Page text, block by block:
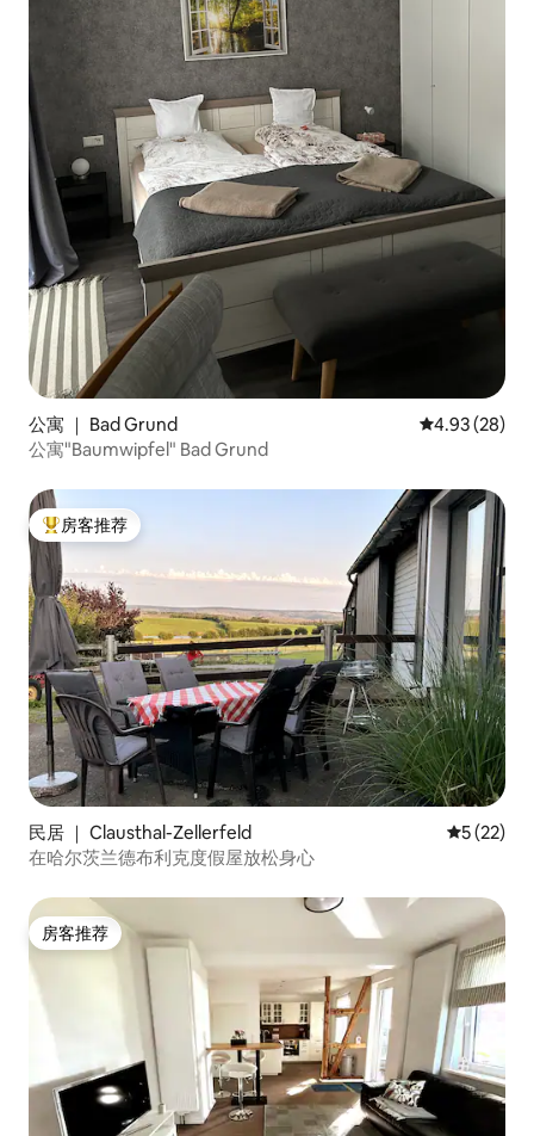
公寓 ｜ Bad Grund 平均评分
4.93 (28)
公寓"Baumwipfel" Bad Grund
热门「房客推荐」
房客推荐
民居 ｜ Clausthal-Zellerfeld 平均评分
5 (22)
在哈尔茨兰德布利克度假屋放松身心
房客推荐
房客推荐